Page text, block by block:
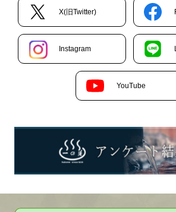
X(旧Twitter)
Instagram
YouTube